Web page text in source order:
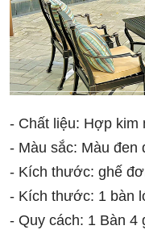
- Chất liệu: Hợp kim
- Màu sắc: Màu đen
- Kích thước: ghế
- Kích thước: 1 bàn
- Quy cách: 1 Bàn 4